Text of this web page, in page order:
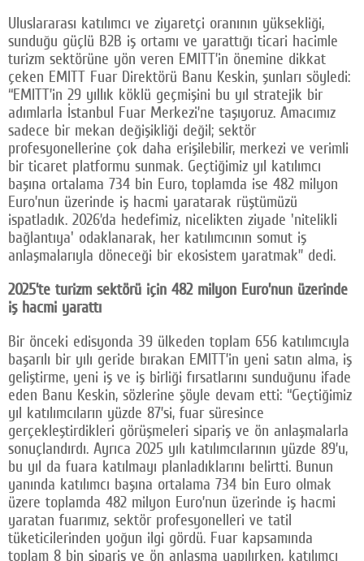
Uluslararası katılımcı ve ziyaretçi oranının yüksekliği,
sunduğu güçlü B2B iş ortamı ve yarattığı ticari hacimle
turizm sektörüne yön veren EMITT’in önemine dikkat
çeken EMITT Fuar Direktörü Banu Keskin, şunları söyledi:
“EMITT’in 29 yıllık köklü geçmişini bu yıl stratejik bir
adımlarla İstanbul Fuar Merkezi’ne taşıyoruz. Amacımız
sadece bir mekan değişikliği değil; sektör
profesyonellerine çok daha erişilebilir, merkezi ve verimli
bir ticaret platformu sunmak. Geçtiğimiz yıl katılımcı
başına ortalama 734 bin Euro, toplamda ise 482 milyon
Euro’nun üzerinde iş hacmi yaratarak rüştümüzü
ispatladık. 2026’da hedefimiz, nicelikten ziyade 'nitelikli
bağlantıya' odaklanarak, her katılımcının somut iş
anlaşmalarıyla döneceği bir ekosistem yaratmak” dedi.
2025’te turizm sektörü için 482 milyon Euro’nun üzerinde
iş hacmi yarattı
Bir önceki edisyonda 39 ülkeden toplam 656 katılımcıyla
başarılı bir yılı geride bırakan EMITT’in yeni satın alma, iş
geliştirme, yeni iş ve iş birliği fırsatlarını sunduğunu ifade
eden Banu Keskin, sözlerine şöyle devam etti: “Geçtiğimiz
yıl katılımcıların yüzde 87’si, fuar süresince
gerçekleştirdikleri görüşmeleri sipariş ve ön anlaşmalarla
sonuçlandırdı. Ayrıca 2025 yılı katılımcılarının yüzde 89’u,
bu yıl da fuara katılmayı planladıklarını belirtti. Bunun
yanında katılımcı başına ortalama 734 bin Euro olmak
üzere toplamda 482 milyon Euro’nun üzerinde iş hacmi
yaratan fuarımız, sektör profesyonelleri ve tatil
tüketicilerinden yoğun ilgi gördü. Fuar kapsamında
toplam 8 bin sipariş ve ön anlaşma yapılırken, katılımcı